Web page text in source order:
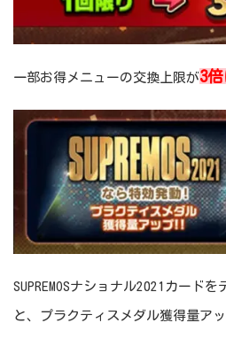
一部お得メニューの交換上限が3倍
SUPREMOSナショナル2021カード
と、プラクティスメダル獲得量アッ